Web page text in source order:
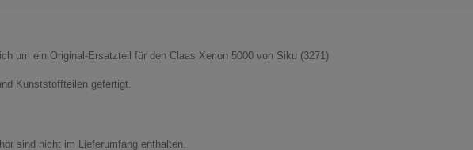
um ein Original-Ersatzteil für den Claas Xerion 5000 von Siku (3271)
Kunststoffteilen gefertigt.
sind nicht im Lieferumfang enthalten.